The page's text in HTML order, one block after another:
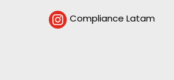
 Compliance Latam